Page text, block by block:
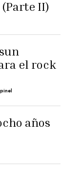
II)
el rock
años